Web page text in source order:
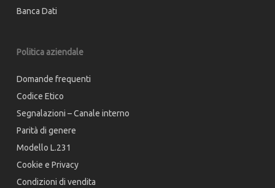
Banca Dati
Politica aziendale
Domande frequenti
Codice Etico
Segnalazioni – Canale interno
Parità di genere
Modello L.231
Cookie e Privacy
Condizioni di vendita